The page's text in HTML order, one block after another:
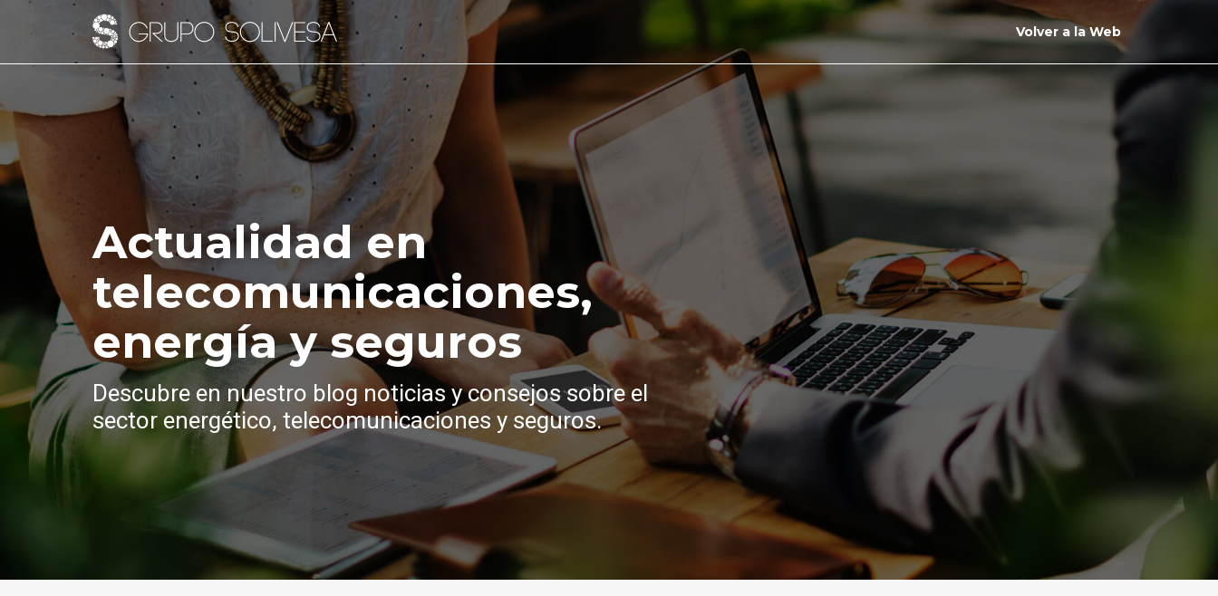
Volver a la Web
Actualidad en
telecomunicaciones,
energía y seguros
Descubre en nuestro blog noticias y consejos sobre el
sector energético, telecomunicaciones y seguros.